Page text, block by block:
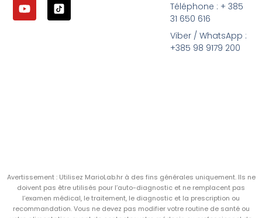
Téléphone : + 385
31 650 616
Viber / WhatsApp :
+385 98 9179 200
Avertissement : Utilisez MarioLab.hr à des fins générales uniquement. Ils ne
doivent pas être utilisés pour l’auto-diagnostic et ne remplacent pas
l’examen médical, le traitement, le diagnostic et la prescription ou
recommandation. Vous ne devez pas modifier votre routine de santé ou